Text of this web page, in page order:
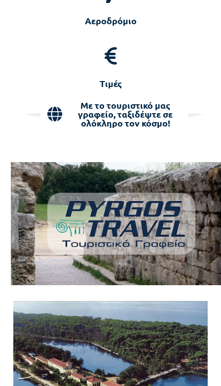
Αεροδρόμιο
Τιμές
Με το τουριστικό μας
γραφείο, ταξιδέψτε σε
ολόκληρο τον κόσμο!